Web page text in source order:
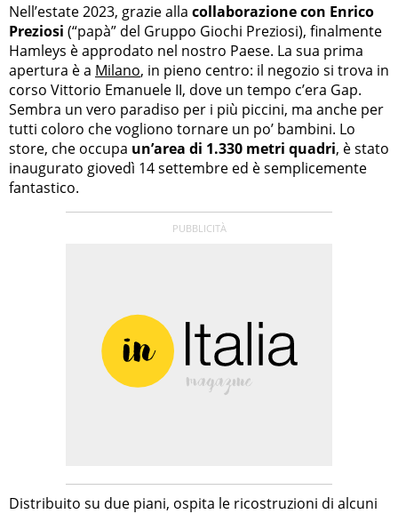
Nell’estate 2023, grazie alla collaborazione con Enrico
Preziosi (“papà” del Gruppo Giochi Preziosi), finalmente
Hamleys è approdato nel nostro Paese. La sua prima
apertura è a Milano, in pieno centro: il negozio si trova in
corso Vittorio Emanuele II, dove un tempo c’era Gap.
Sembra un vero paradiso per i più piccini, ma anche per
tutti coloro che vogliono tornare un po’ bambini. Lo
store, che occupa un’area di 1.330 metri quadri, è stato
inaugurato giovedì 14 settembre ed è semplicemente
fantastico.
Distribuito su due piani, ospita le ricostruzioni di alcuni